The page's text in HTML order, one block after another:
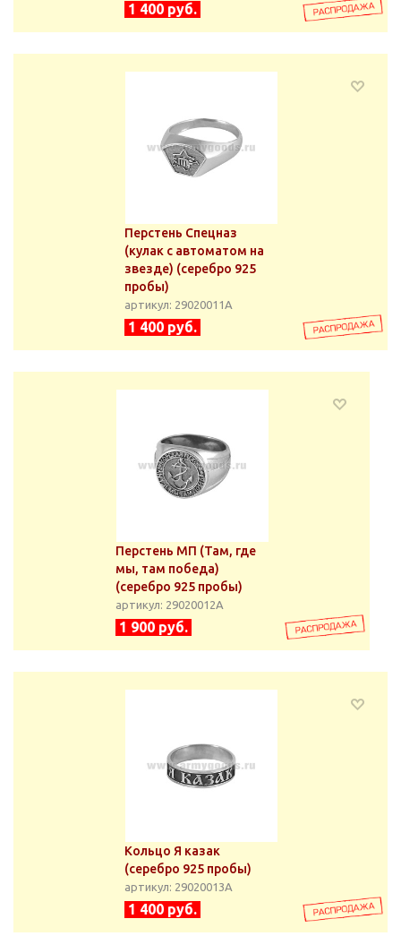
1 400 руб.
Перстень Спецназ
(кулак с автоматом на
звезде) (серебро 925
пробы)
артикул: 29020011А
1 400 руб.
Перстень МП (Там, где
мы, там победа)
(серебро 925 пробы)
артикул: 29020012А
1 900 руб.
Кольцо Я казак
(серебро 925 пробы)
артикул: 29020013А
1 400 руб.